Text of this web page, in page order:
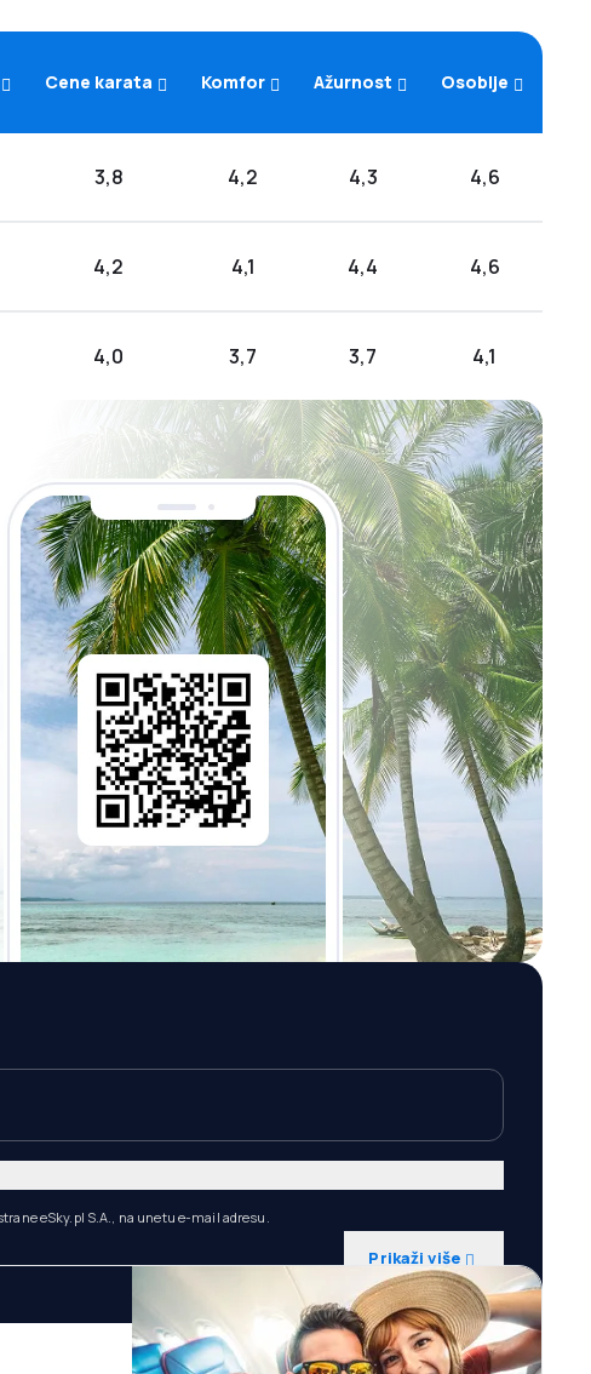
Cene karata Komfor Ažurnost Osoblje
3,8 4,2 4,3 4,6
4,2 4,1 4,4 4,6
4,0 3,7 3,7 4,1
eSky.pl S.A., na unetu e-mail adresu.
Prikaži više